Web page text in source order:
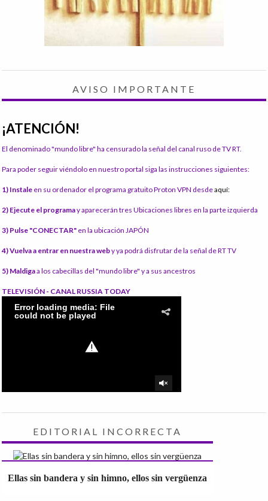
AVISO IMPORTANTE
¡ATENCIÓN!
El denominado "mundo libre" ha censurado la señal del canal ruso de TV RT.
Para poder seguir viéndolo en nuestro portal siga las instrucciones siguientes:
1) Instale en su ordenador el programa gratuito Proton VPN desdeaquí:
2) Ejecute el programay aparecerán tres Ubicaciones libres en la parte izquierda
3) Pulse "CONECTAR" en la ubicación JAPÓN
4) Vuelva a entrar en nuestra weby ya podrá disfrutar de la señal de RT TV
5) Maldigaa los cabecillas del "mundo libre" y a sus ancestros
TELEVISIÓN - CANAL RUSSIA TODAY
EDITORIAL INCORRECTA
Ellas sin bandera y sin himno, ellos sin vergüenza